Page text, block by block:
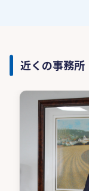
近くの事務所